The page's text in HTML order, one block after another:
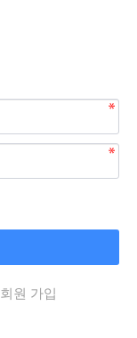
회원 가입